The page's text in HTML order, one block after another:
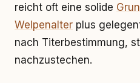
reicht oft eine solide
Welpenalter plus
nach Titerbestimmung,
nachzustechen.